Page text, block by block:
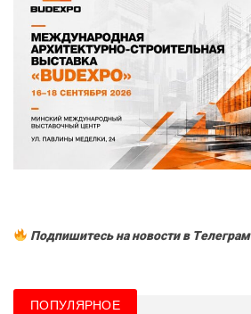
Подпишитесь на новости в Tелеграм
ПОПУЛЯРНОЕ